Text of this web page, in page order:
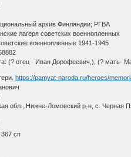
архив Финляндии; РГВА
лагеря советских военнопленных
военнопленные 1941-1945
(? отец - Иван Дорофеевич,), (? мать-
https://pamyat-naroda.ru/heroes/
обл., Нижне-Ломовский р-н, с. Черная
сп